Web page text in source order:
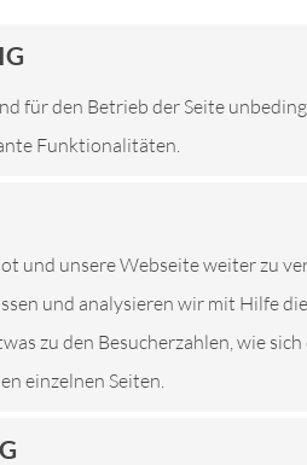
für den Betrieb der Seite
Funktionalitäten.
und unsere Webseite weiter zu
und analysieren wir mit Hilfe
zu den Besucherzahlen, wie
einzelnen Seiten.